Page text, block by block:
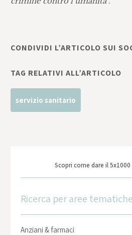
CONDIVIDI L’ARTICOLO SUI
TAG RELATIVI ALL’ARTICOLO
servizio sanitario
Scopri come dare il
Ricerca per aree tematiche
Anziani & farmaci